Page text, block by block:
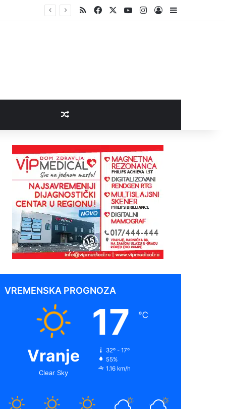
RSSFacebookYouTubeInstagram
Log InSidebar
Random Article
VREMENSKA PROGNOZA
Vranje
Clear Sky
17 ℃
32º - 17º
55%
1.16 km/h